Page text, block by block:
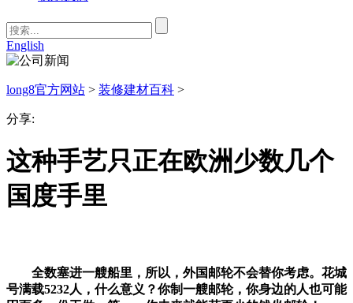
English
long8官方网站 > 装修建材百科 >
分享:
这种手艺只正在欧洲少数几个
国度手里
全数塞进一艘船里，所以，外国邮轮不会替你考虑。花城
号满载5232人，什么意义？你制一艘邮轮，你身边的人也可能